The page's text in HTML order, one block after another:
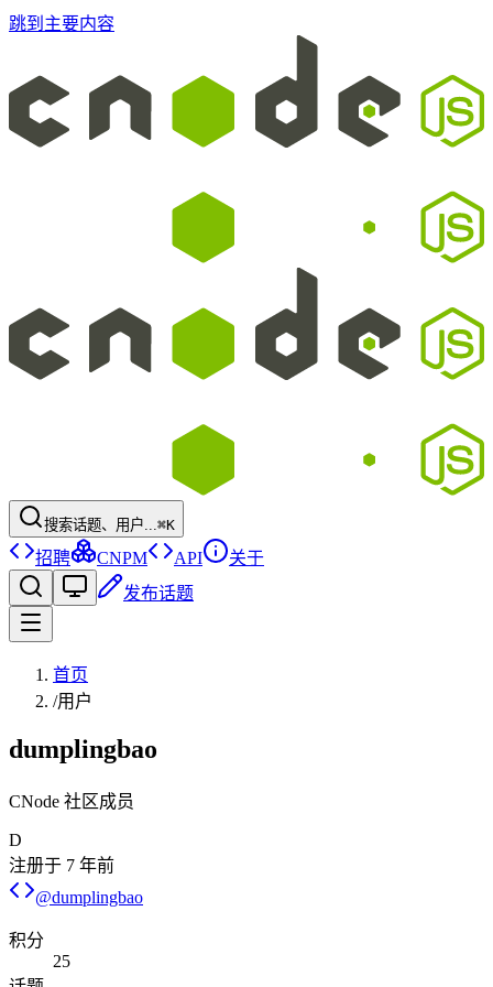
跳到主要内容
搜索话题、用户...⌘K
招聘 CNPM API
关于
发布话题
首页
/用户
dumplingbao
CNode 社区成员
D
注册于 7 年前
@dumplingbao
积分
25